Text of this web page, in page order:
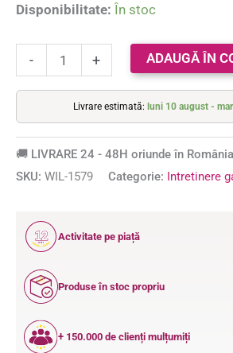
Disponibilitate: În stoc
- + ADAUGĂ ÎN
Livrare estimată: luni 10 august -
🚚 LIVRARE 24 - 48H oriunde în
SKU: WIL-1579 Categorie: Intretinere
12
ANI
Activitate pe piață
Produse în stoc propriu
+ 150.000 de clienți mulțumiți